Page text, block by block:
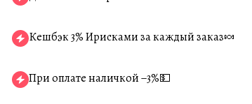
Кешбэк 3% Ирисками за каждый заказ🍬
При оплате наличкой −3%💵